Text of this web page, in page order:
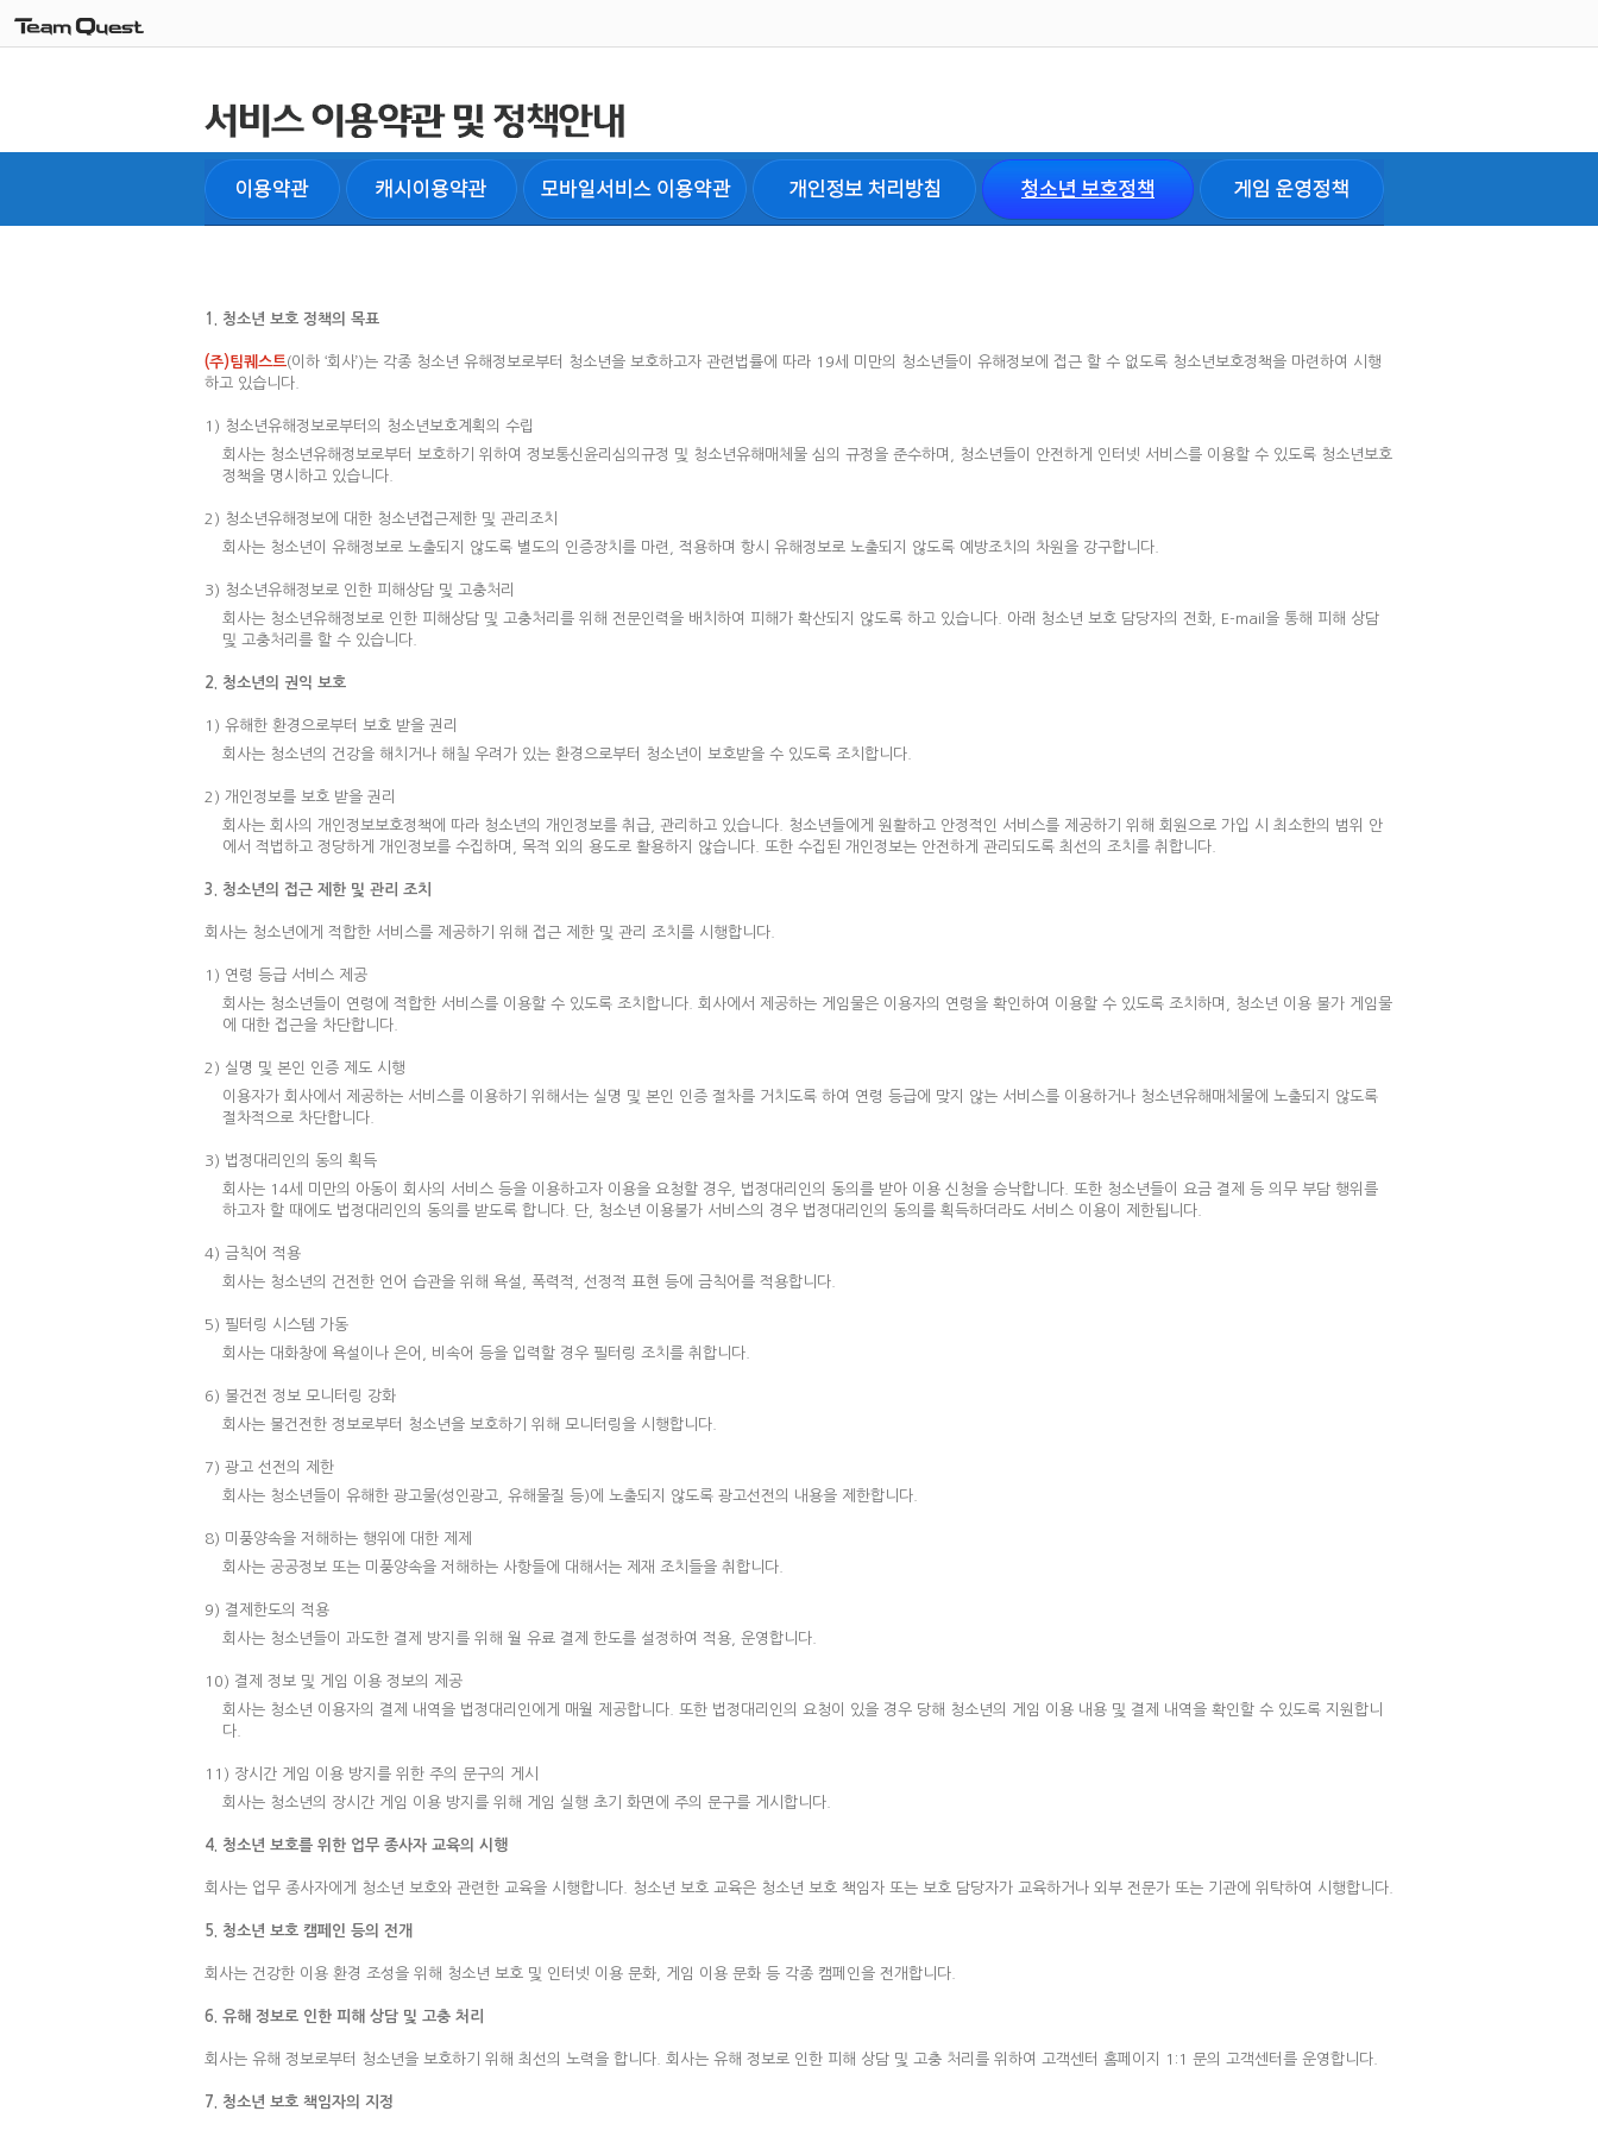
1. 청소년 보호 정책의 목표
(주)팀퀘스트(이하 ‘회사’)는 각종 청소년 유해정보로부터 청소년을 보호하고자 관련법률에 따라 19세 미만의 청소년들이 유해정보에 접근 할 수 없도록 청소년보호정책을 마련하여 시행
하고 있습니다.
1) 청소년유해정보로부터의 청소년보호계획의 수립
회사는 청소년유해정보로부터 보호하기 위하여 정보통신윤리심의규정 및 청소년유해매체물 심의 규정을 준수하며, 청소년들이 안전하게 인터넷 서비스를 이용할 수 있도록 청소년보호
정책을 명시하고 있습니다.
2) 청소년유해정보에 대한 청소년접근제한 및 관리조치
회사는 청소년이 유해정보로 노출되지 않도록 별도의 인증장치를 마련, 적용하며 항시 유해정보로 노출되지 않도록 예방조치의 차원을 강구합니다.
3) 청소년유해정보로 인한 피해상담 및 고충처리
회사는 청소년유해정보로 인한 피해상담 및 고충처리를 위해 전문인력을 배치하여 피해가 확산되지 않도록 하고 있습니다. 아래 청소년 보호 담당자의 전화, E-mail을 통해 피해 상담
및 고충처리를 할 수 있습니다.
2. 청소년의 권익 보호
1) 유해한 환경으로부터 보호 받을 권리
회사는 청소년의 건강을 해치거나 해칠 우려가 있는 환경으로부터 청소년이 보호받을 수 있도록 조치합니다.
2) 개인정보를 보호 받을 권리
회사는 회사의 개인정보보호정책에 따라 청소년의 개인정보를 취급, 관리하고 있습니다. 청소년들에게 원활하고 안정적인 서비스를 제공하기 위해 회원으로 가입 시 최소한의 범위 안
에서 적법하고 정당하게 개인정보를 수집하며, 목적 외의 용도로 활용하지 않습니다. 또한 수집된 개인정보는 안전하게 관리되도록 최선의 조치를 취합니다.
3. 청소년의 접근 제한 및 관리 조치
회사는 청소년에게 적합한 서비스를 제공하기 위해 접근 제한 및 관리 조치를 시행합니다.
1) 연령 등급 서비스 제공
회사는 청소년들이 연령에 적합한 서비스를 이용할 수 있도록 조치합니다. 회사에서 제공하는 게임물은 이용자의 연령을 확인하여 이용할 수 있도록 조치하며, 청소년 이용 불가 게임물
에 대한 접근을 차단합니다.
2) 실명 및 본인 인증 제도 시행
이용자가 회사에서 제공하는 서비스를 이용하기 위해서는 실명 및 본인 인증 절차를 거치도록 하여 연령 등급에 맞지 않는 서비스를 이용하거나 청소년유해매체물에 노출되지 않도록
절차적으로 차단합니다.
3) 법정대리인의 동의 획득
회사는 14세 미만의 아동이 회사의 서비스 등을 이용하고자 이용을 요청할 경우, 법정대리인의 동의를 받아 이용 신청을 승낙합니다. 또한 청소년들이 요금 결제 등 의무 부담 행위를
하고자 할 때에도 법정대리인의 동의를 받도록 합니다. 단, 청소년 이용불가 서비스의 경우 법정대리인의 동의를 획득하더라도 서비스 이용이 제한됩니다.
4) 금칙어 적용
회사는 청소년의 건전한 언어 습관을 위해 욕설, 폭력적, 선정적 표현 등에 금칙어를 적용합니다.
5) 필터링 시스템 가동
회사는 대화창에 욕설이나 은어, 비속어 등을 입력할 경우 필터링 조치를 취합니다.
6) 불건전 정보 모니터링 강화
회사는 불건전한 정보로부터 청소년을 보호하기 위해 모니터링을 시행합니다.
7) 광고 선전의 제한
회사는 청소년들이 유해한 광고물(성인광고, 유해물질 등)에 노출되지 않도록 광고선전의 내용을 제한합니다.
8) 미풍양속을 저해하는 행위에 대한 제제
회사는 공공정보 또는 미풍양속을 저해하는 사항들에 대해서는 제재 조치들을 취합니다.
9) 결제한도의 적용
회사는 청소년들이 과도한 결제 방지를 위해 월 유료 결제 한도를 설정하여 적용, 운영합니다.
10) 결제 정보 및 게임 이용 정보의 제공
회사는 청소년 이용자의 결제 내역을 법정대리인에게 매월 제공합니다. 또한 법정대리인의 요청이 있을 경우 당해 청소년의 게임 이용 내용 및 결제 내역을 확인할 수 있도록 지원합니
다.
11) 장시간 게임 이용 방지를 위한 주의 문구의 게시
회사는 청소년의 장시간 게임 이용 방지를 위해 게임 실행 초기 화면에 주의 문구를 게시합니다.
4. 청소년 보호를 위한 업무 종사자 교육의 시행
회사는 업무 종사자에게 청소년 보호와 관련한 교육을 시행합니다. 청소년 보호 교육은 청소년 보호 책임자 또는 보호 담당자가 교육하거나 외부 전문가 또는 기관에 위탁하여 시행합니다.
5. 청소년 보호 캠페인 등의 전개
회사는 건강한 이용 환경 조성을 위해 청소년 보호 및 인터넷 이용 문화, 게임 이용 문화 등 각종 캠페인을 전개합니다.
6. 유해 정보로 인한 피해 상담 및 고충 처리
회사는 유해 정보로부터 청소년을 보호하기 위해 최선의 노력을 합니다. 회사는 유해 정보로 인한 피해 상담 및 고충 처리를 위하여 고객센터 홈페이지 1:1 문의 고객센터를 운영합니다.
7. 청소년 보호 책임자의 지정